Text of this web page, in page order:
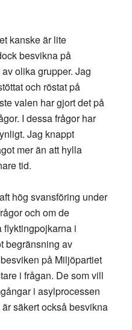
kanske är lite
besvikna på
olika grupper. Jag
och röstat på
valen har gjort det på
I dessa frågor har
Jag knappt
mer än att hylla
tid.
hög svansföring under
och om de
flyktingpojkarna i
begränsning av
på Miljöpartiet
i frågan. De som vill
i asylprocessen
säkert också besvikna